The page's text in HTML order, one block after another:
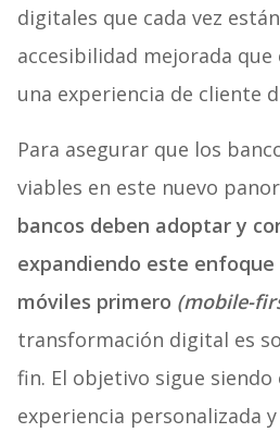
digitales que cada vez
accesibilidad mejorada
una experiencia de cliente
Para asegurar que los
viables en este nuevo
bancos deben adoptar y
expandiendo este
móviles primero (mobile-
transformación digital es
fin. El objetivo sigue siendo
experiencia personalizada